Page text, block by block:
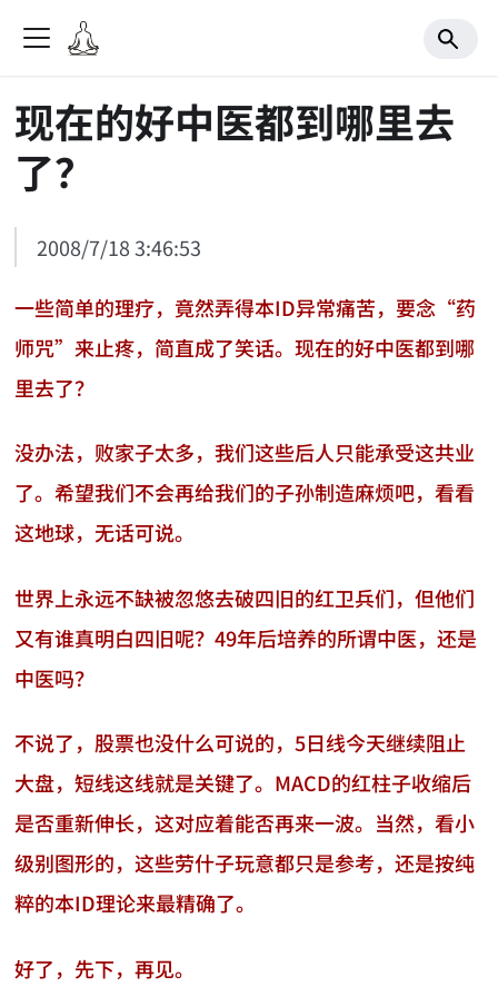
现在的好中医都到哪里去
了？
2008/7/18 3:46:53
一些简单的理疗，竟然弄得本ID异常痛苦，要念“药
师咒”来止疼，简直成了笑话。现在的好中医都到哪
里去了？
没办法，败家子太多，我们这些后人只能承受这共业
了。希望我们不会再给我们的子孙制造麻烦吧，看看
这地球，无话可说。
世界上永远不缺被忽悠去破四旧的红卫兵们，但他们
又有谁真明白四旧呢？49年后培养的所谓中医，还是
中医吗？
不说了，股票也没什么可说的，5日线今天继续阻止
大盘，短线这线就是关键了。MACD的红柱子收缩后
是否重新伸长，这对应着能否再来一波。当然，看小
级别图形的，这些劳什子玩意都只是参考，还是按纯
粹的本ID理论来最精确了。
好了，先下，再见。